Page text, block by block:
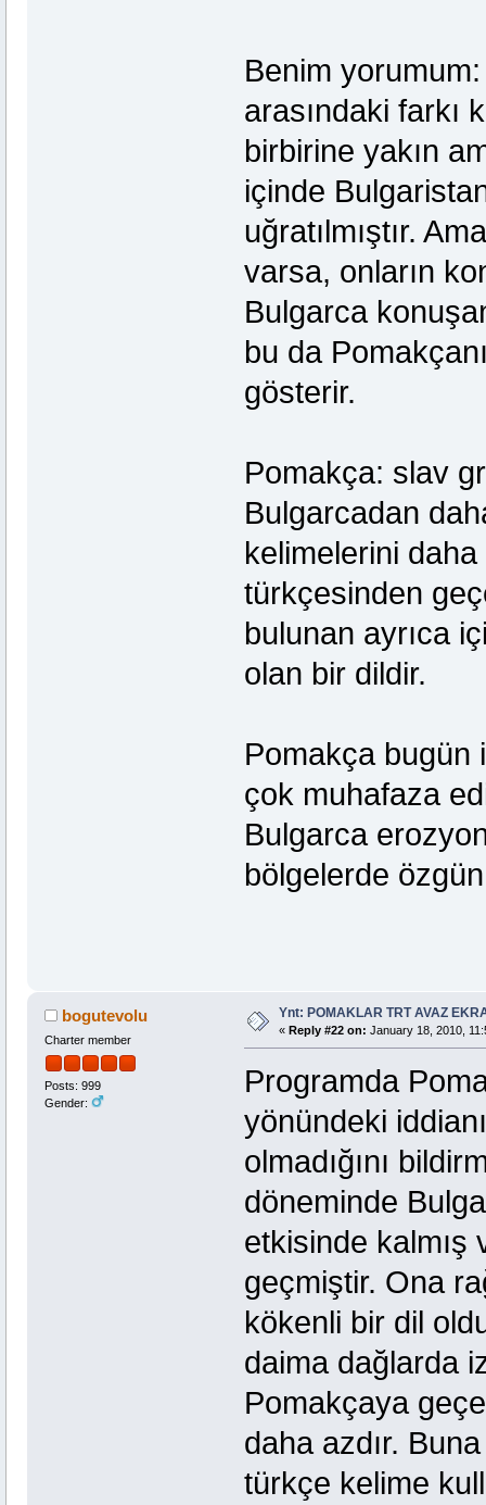
Benim
arasındaki farkı
birbirine yakın
içinde
uğratılmıştır.
varsa, onların
Bulgarca
bu da
gösterir.
Pomakça: slav
Bulgarcadan
kelimelerini
türkçesinden
bulunan ayrıca
olan bir dildir.
Pomakça bugün
çok muhafaza
Bulgarca
bölgelerde
bogutevolu
Charter member
Posts: 999
Gender:
Ynt: POMAKLAR TRT AVAZ
« Reply #22 on: January 18, 2010,
Programda
yönündeki
olmadığını
döneminde
etkisinde kalmış
geçmiştir. Ona
kökenli bir dil
daima dağlarda
Pomakçaya
daha azdır.
türkçe kelime